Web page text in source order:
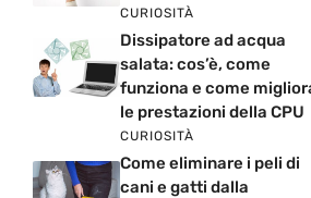
CURIOSITÀ
Dissipatore ad acqua
salata: cos’è, come
funziona e come
le prestazioni della CPU
CURIOSITÀ
Come eliminare i peli di
cani e gatti dalla